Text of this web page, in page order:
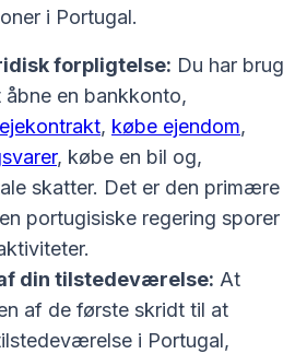
i Portugal.
forpligtelse: Du har brug
en bankkonto,
, købe ejendom,
, købe en bil og,
skatter. Det er den primære
portugisiske regering sporer
din tilstedeværelse: At
af de første skridt til at
i Portugal,